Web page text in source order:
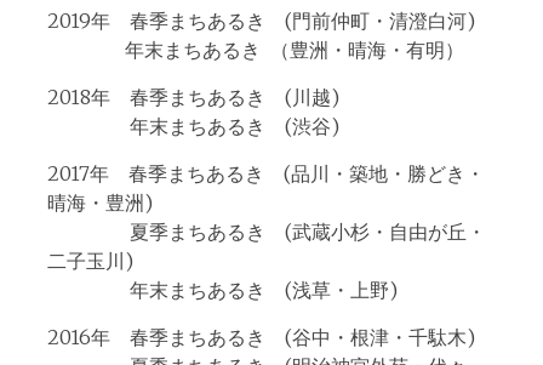
2019年 春季まちあるき (門前仲町・清澄白河)
年末まちあるき （豊洲・晴海・有明）
2018年 春季まちあるき (川越)
年末まちあるき (渋谷)
2017年 春季まちあるき (品川・築地・勝どき・
晴海・豊洲)
夏季まちあるき (武蔵小杉・自由が丘・
二子玉川)
年末まちあるき (浅草・上野)
2016年 春季まちあるき (谷中・根津・千駄木)